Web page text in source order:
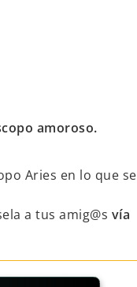
amoroso.
Aries en lo que se
a tus amig@s vía